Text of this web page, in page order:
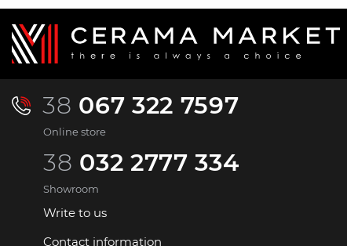
38 067 322 7597
Online store
38 032 2777 334
Showroom
Write to us
Contact information